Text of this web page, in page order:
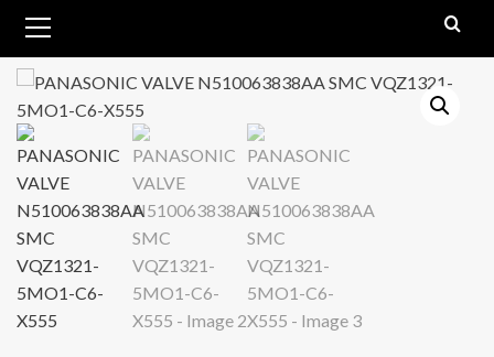
Menu